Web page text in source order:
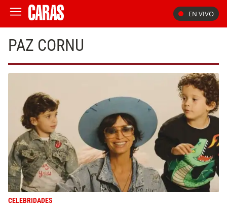
EN VIVO
PAZ CORNU
CELEBRIDADES